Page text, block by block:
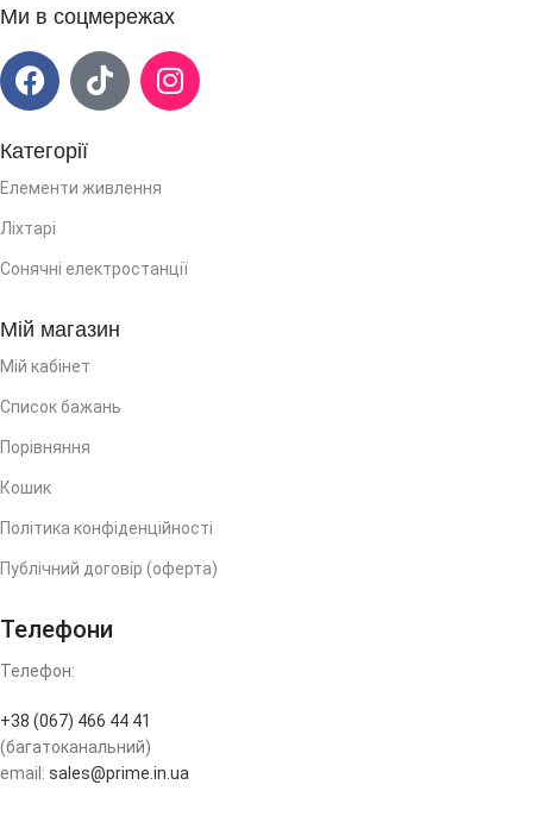
Ми в соцмережах
Категорії
Елементи живлення
Ліхтарі
Сонячні електростанції
Мій магазин
Мій кабінет
Список бажань
Порівняння
Кошик
Політика конфіденційності
Публічний договір (оферта)
Телефони
Телефон:
+38 (067) 466 44 41
(багатоканальний)
email: sales@prime.in.ua